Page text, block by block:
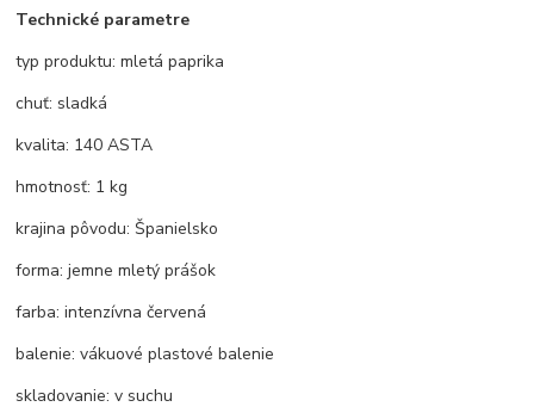
Technické parametre
typ produktu: mletá paprika
chuť: sladká
kvalita: 140 ASTA
hmotnosť: 1 kg
krajina pôvodu: Španielsko
forma: jemne mletý prášok
farba: intenzívna červená
balenie: vákuové plastové balenie
skladovanie: v suchu